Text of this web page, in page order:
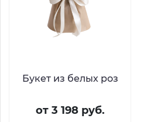
Букет из белых роз
от 3 198 руб.